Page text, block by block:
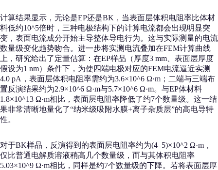
计算结果显示，无论是EP还是BK，当表面层体积电阻率比体材
料低约10^5倍时，三种电极结构下的计算电流都会出现明显突
变，表面电流成分开始主导整体导电行为。这与实际测量的电流
数量级变化趋势吻合。进一步将实测电流叠加在FEM计算曲线
上，研究给出了定量估算：在EP样品（厚度3 mm、表面层厚度
假设为1 nm）条件下，为使四端电极对应的FEM电流逼近实测
4.0 pA，表面层体积电阻率需约为3.6×10^6 Ω·m；二端与三端布
置反演结果约为2.9×10^6 Ω·m与5.7×10^6 Ω·m。与EP体材料
1.8×10^13 Ω·m相比，表面层电阻率降低了约7个数量级。这一结
果非常清晰地量化了“纳米级吸附水膜+离子杂质层”的高电导特
性。
对于BK样品，反演得到的表面层电阻率约为(4–5)×10^2 Ω·m，
仅比普通电解质溶液稍高几个数量级，而与其体积电阻率
5.03×10^9 Ω·m相比，同样是约7个数量级的下降。若将表面层厚